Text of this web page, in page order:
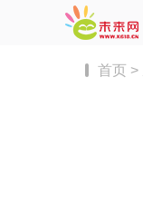
首页 >